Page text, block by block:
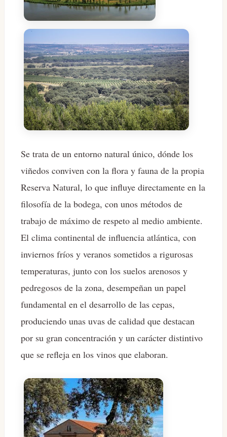
Se trata de un entorno natural único, dónde los
viñedos conviven con la flora y fauna de la propia
Reserva Natural, lo que influye directamente en la
filosofía de la bodega, con unos métodos de
trabajo de máximo de respeto al medio ambiente.
El clima continental de influencia atlántica, con
inviernos fríos y veranos sometidos a rigurosas
temperaturas, junto con los suelos arenosos y
pedregosos de la zona, desempeñan un papel
fundamental en el desarrollo de las cepas,
produciendo unas uvas de calidad que destacan
por su gran concentración y un carácter distintivo
que se refleja en los vinos que elaboran.